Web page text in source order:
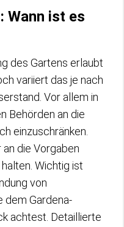
Wann ist es
des Gartens erlaubt
variiert das je nach
Vor allem in
Behörden an die
einzuschränken.
die Vorgaben
Wichtig ist
von
dem Gardena-
achtest. Detaillierte